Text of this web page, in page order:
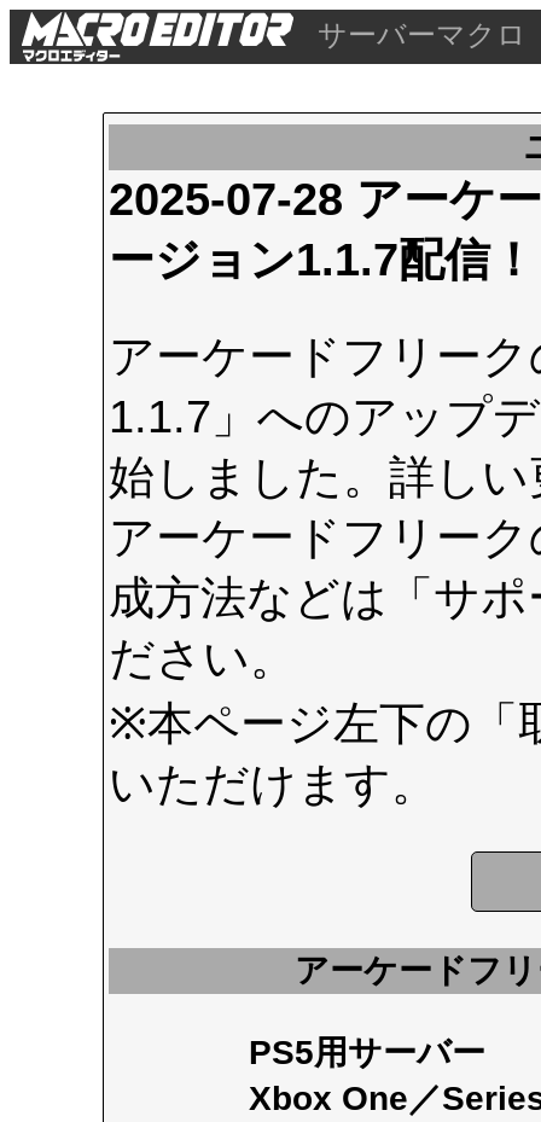
サーバーマクロ
2025-07-28 アーケ
ージョン1.1.7配信！
アーケードフリー
1.1.7」へのアップ
始しました。詳し
アーケードフリー
成方法などは 「サ
ださい。
※本ページ左下の
いただけます。
アーケードフ
PS5用サーバー
Xbox One／